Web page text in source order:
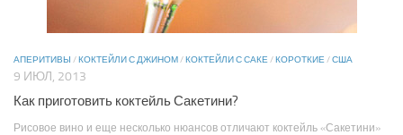
АПЕРИТИВЫ /КОКТЕЙЛИ С ДЖИНОМ/КОКТЕЙЛИ С САКЕ/КОРОТКИЕ/США
9 ИЮЛ, 2013
Как приготовить коктейль Сакетини?
Рисовое вино и еще несколько нюансов отличают коктейль «Сакетини»